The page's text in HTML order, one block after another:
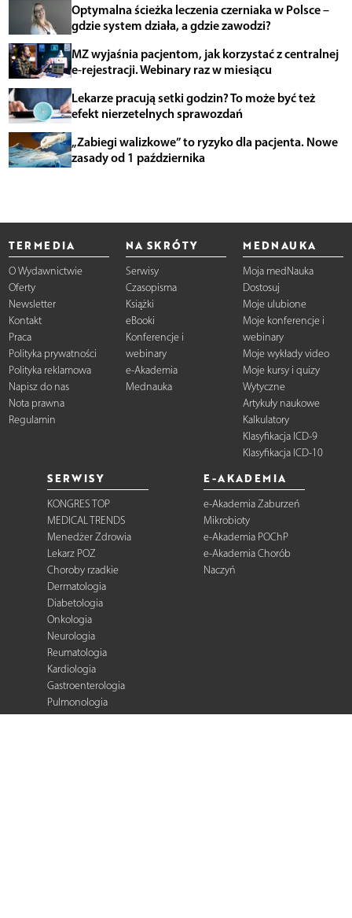
Optymalna ścieżka leczenia czerniaka w Polsce –
gdzie system działa, a gdzie zawodzi?
MZ wyjaśnia pacjentom, jak korzystać z centralnej
e-rejestracji. Webinary raz w miesiącu
Lekarze pracują setki godzin? To może być też
efekt nierzetelnych sprawozdań
„Zabiegi walizkowe” to ryzyko dla pacjenta. Nowe
zasady od 1 października
TERMEDIA
O Wydawnictwie
Oferty
Newsletter
Kontakt
Praca
Polityka prywatności
Polityka reklamowa
Napisz do nas
Nota prawna
Regulamin
NA SKRÓTY
Serwisy
Czasopisma
Książki
eBooki
Konferencje i
webinary
e-Akademia
Mednauka
MEDNAUKA
Moja medNauka
Dostosuj
Moje ulubione
Moje konferencje i
webinary
Moje wykłady video
Moje kursy i quizy
Wytyczne
Artykuły naukowe
Kalkulatory
Klasyfikacja ICD-9
Klasyfikacja ICD-10
SERWISY
KONGRES TOP
MEDICAL TRENDS
Menedżer Zdrowia
Lekarz POZ
Choroby rzadkie
Dermatologia
Diabetologia
Onkologia
Neurologia
Reumatologia
Kardiologia
Gastroenterologia
Pulmonologia
Ginekologia
E-AKADEMIA
e-Akademia Zaburzeń
Mikrobioty
e-Akademia POChP
e-Akademia Chorób
Naczyń